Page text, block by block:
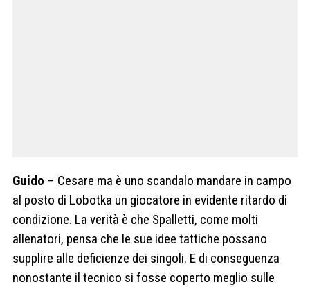
Guido – Cesare ma è uno scandalo mandare in campo
al posto di Lobotka un giocatore in evidente ritardo di
condizione. La verità è che Spalletti, come molti
allenatori, pensa che le sue idee tattiche possano
supplire alle deficienze dei singoli. E di conseguenza
nonostante il tecnico si fosse coperto meglio sulle